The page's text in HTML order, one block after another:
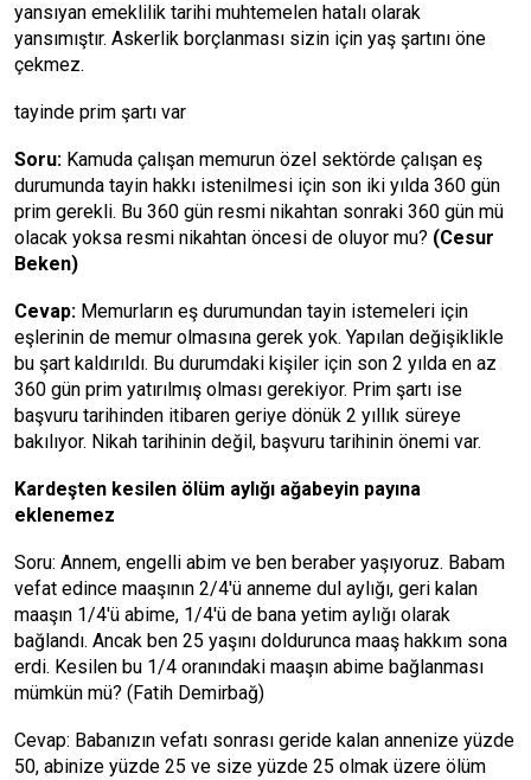
yansıyan emeklilik tarihi muhtemelen hatalı olarak
yansımıştır. Askerlik borçlanması sizin için yaş şartını öne
çekmez.
tayinde prim şartı var
Soru: Kamuda çalışan memurun özel sektörde çalışan eş
durumunda tayin hakkı istenilmesi için son iki yılda 360 gün
prim gerekli. Bu 360 gün resmi nikahtan sonraki 360 gün mü
olacak yoksa resmi nikahtan öncesi de oluyor mu? (Cesur
Beken)
Cevap: Memurların eş durumundan tayin istemeleri için
eşlerinin de memur olmasına gerek yok. Yapılan değişiklikle
bu şart kaldırıldı. Bu durumdaki kişiler için son 2 yılda en az
360 gün prim yatırılmış olması gerekiyor. Prim şartı ise
başvuru tarihinden itibaren geriye dönük 2 yıllık süreye
bakılıyor. Nikah tarihinin değil, başvuru tarihinin önemi var.
Kardeşten kesilen ölüm aylığı ağabeyin payına
eklenemez
Soru: Annem, engelli abim ve ben beraber yaşıyoruz. Babam
vefat edince maaşının 2/4'ü anneme dul aylığı, geri kalan
maaşın 1/4'ü abime, 1/4'ü de bana yetim aylığı olarak
bağlandı. Ancak ben 25 yaşını doldurunca maaş hakkım sona
erdi. Kesilen bu 1/4 oranındaki maaşın abime bağlanması
mümkün mü? (Fatih Demirbağ)
Cevap: Babanızın vefatı sonrası geride kalan annenize yüzde
50, abinize yüzde 25 ve size yüzde 25 olmak üzere ölüm